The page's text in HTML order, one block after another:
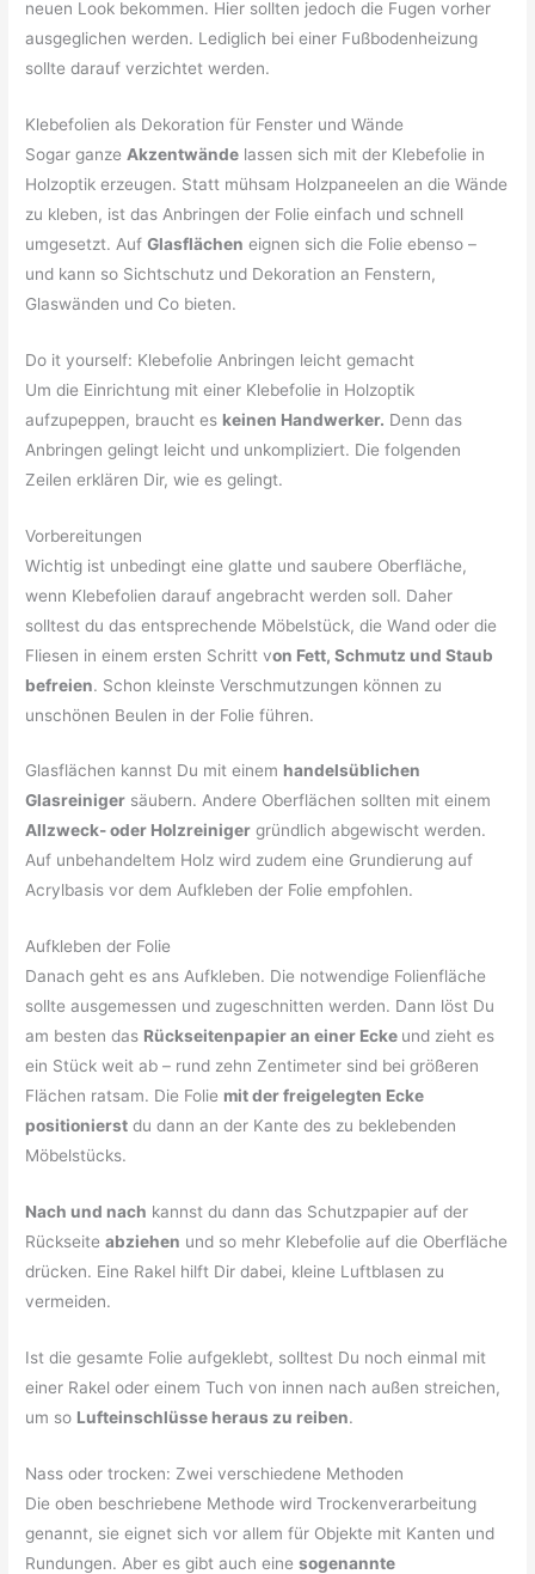
neuen Look bekommen. Hier sollten jedoch die Fugen vorher
ausgeglichen werden. Lediglich bei einer Fußbodenheizung
sollte darauf verzichtet werden.
Klebefolien als Dekoration für Fenster und Wände
Sogar ganze Akzentwände lassen sich mit der Klebefolie in
Holzoptik erzeugen. Statt mühsam Holzpaneelen an die Wände
zu kleben, ist das Anbringen der Folie einfach und schnell
umgesetzt. AufGlasflächen eignen sich die Folie ebenso –
und kann so Sichtschutz und Dekoration an Fenstern,
Glaswänden und Co bieten.
Do it yourself: Klebefolie Anbringen leicht gemacht
Um die Einrichtung mit einer Klebefolie in Holzoptik
aufzupeppen, braucht es keinen Handwerker. Denn das
Anbringen gelingt leicht und unkompliziert. Die folgenden
Zeilen erklären Dir, wie es gelingt.
Vorbereitungen
Wichtig ist unbedingt eine glatte und saubere Oberfläche,
wenn Klebefolien darauf angebracht werden soll. Daher
solltest du das entsprechende Möbelstück, die Wand oder die
Fliesen in einem ersten Schritt von Fett, Schmutz und Staub
befreien. Schon kleinste Verschmutzungen können zu
unschönen Beulen in der Folie führen.
Glasflächen kannst Du mit einem handelsüblichen
Glasreiniger säubern. Andere Oberflächen sollten mit einem
Allzweck- oder Holzreiniger gründlich abgewischt werden.
Auf unbehandeltem Holz wird zudem eine Grundierung auf
Acrylbasis vor dem Aufkleben der Folie empfohlen.
Aufkleben der Folie
Danach geht es ans Aufkleben. Die notwendige Folienfläche
sollte ausgemessen und zugeschnitten werden. Dann löst Du
am besten das Rückseitenpapier an einer Ecke und zieht es
ein Stück weit ab – rund zehn Zentimeter sind bei größeren
Flächen ratsam. Die Folie mit der freigelegten Ecke
positionierst du dann an der Kante des zu beklebenden
Möbelstücks.
Nach und nach kannst du dann das Schutzpapier auf der
Rückseiteabziehen und so mehr Klebefolie auf die Oberfläche
drücken. Eine Rakel hilft Dir dabei, kleine Luftblasen zu
vermeiden.
Ist die gesamte Folie aufgeklebt, solltest Du noch einmal mit
einer Rakel oder einem Tuch von innen nach außen streichen,
um so Lufteinschlüsse heraus zu reiben.
Nass oder trocken: Zwei verschiedene Methoden
Die oben beschriebene Methode wird Trockenverarbeitung
genannt, sie eignet sich vor allem für Objekte mit Kanten und
Rundungen. Aber es gibt auch einesogenannte